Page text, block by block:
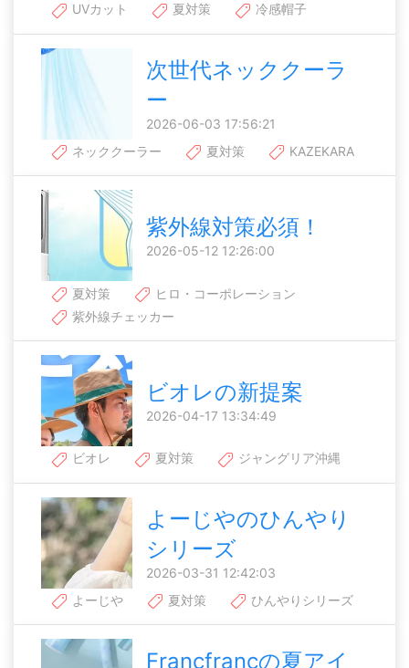
UVカット 夏対策 冷感帽子
次世代ネッククーラ
ー
2026-06-03 17:56:21
ネッククーラー
夏対策 KAZEKARA
紫外線対策必須！
2026-05-12 12:26:00
夏対策
ヒロ・コーポレーション
紫外線チェッカー
ビオレの新提案
2026-04-17 13:34:49
ビオレ 夏対策 ジャングリア沖縄
よーじやのひんやり
シリーズ
2026-03-31 12:42:03
よーじや
夏対策 ひんやりシリーズ
Francfrancの夏アイ